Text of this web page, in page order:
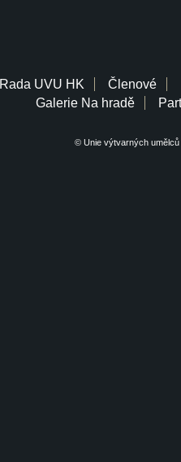
Rada UVU HK Členové
Galerie Na hradě
© Unie výtvarných